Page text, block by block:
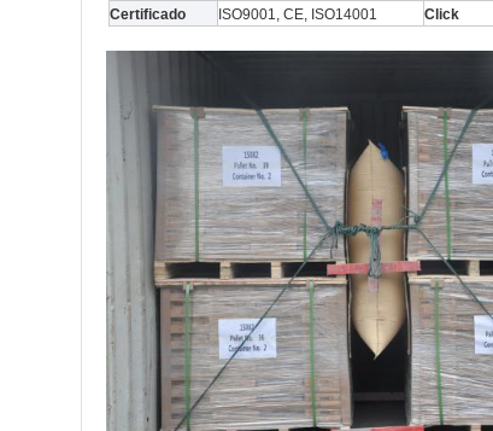
Certificado ISO9001, CE, ISO14001 Click